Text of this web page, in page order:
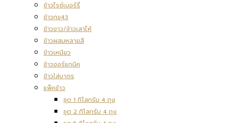
ข้าวไรซ์เบอร์รี่
ข้าวกข43
ข้าวขาว/ข้าวเสาไห้
ข้าวผสมหลายสี
ข้าวเหนียว
ข้าวออร์แกนิค
ข้าวใส่บาตร
แพ็คข้าว
ชุด 1 กิโลกรัม 4 ถุง
ชุด 2 กิโลกรัม 4 ถุง